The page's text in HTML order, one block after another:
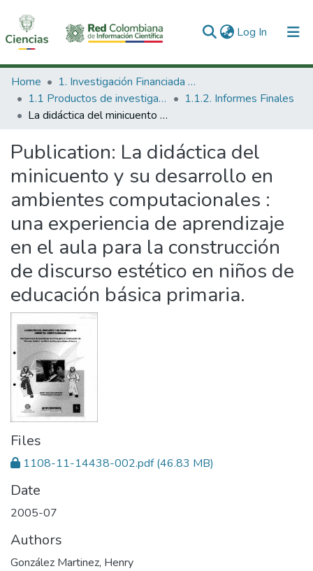
Log In (current)
Communities & Collections
All of DSpace
Home
1. Investigación Financiada con Recursos Públicos
1.1 Productos de investigación
1.1.2. Informes Finales
La didáctica del minicuento y su desarrollo en ambientes computacionales : una experiencia de aprendizaje en el aula para la construcción de discurso estético en niños de educación básica primaria.
Publication: La didáctica del
minicuento y su desarrollo en
ambientes computacionales :
una experiencia de aprendizaje
en el aula para la construcción
de discurso estético en niños de
educación básica primaria.
Files
1108-11-14438-002.pdf(46.83 MB)
Date
2005-07
Authors
González Martinez, Henry